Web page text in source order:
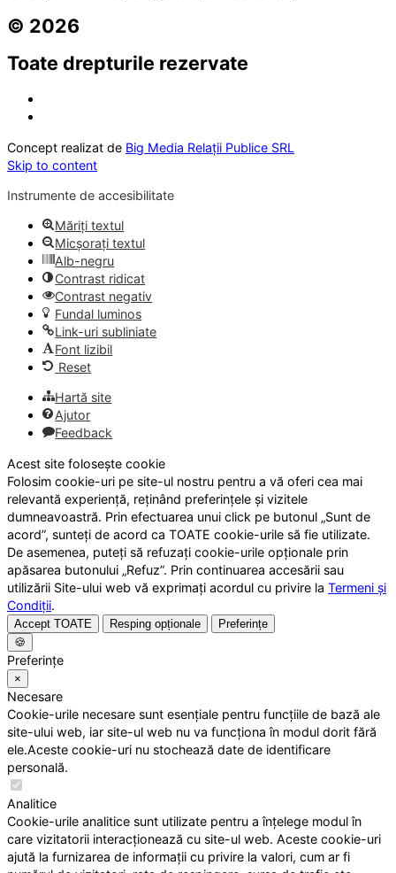
© 2026
Toate drepturile rezervate
Concept realizat de Big Media Relații Publice SRL
Skip to content
Instrumente de accesibilitate
Măriți textul
Micșorați textul
Alb-negru
Contrast ridicat
Contrast negativ
Fundal luminos
Link-uri subliniate
Font lizibil
Reset
Hartă site
Ajutor
Feedback
Acest site folosește cookie
Folosim cookie-uri pe site-ul nostru pentru a vă oferi cea mai
relevantă experiență, reținând preferințele și vizitele
dumneavoastră. Prin efectuarea unui click pe butonul „Sunt de
acord”, sunteți de acord ca TOATE cookie-urile să fie utilizate.
De asemenea, puteți să refuzați cookie-urile opționale prin
apăsarea butonului „Refuz”. Prin continuarea accesării sau
utilizării Site-ului web vă exprimați acordul cu privire la Termeni și
Condiții.
Accept TOATE Resping opționale
Preferințe
🍪
Preferințe
×
Necesare
Cookie-urile necesare sunt esențiale pentru funcțiile de bază ale
site-ului web, iar site-ul web nu va funcționa în modul dorit fără
ele.Aceste cookie-uri nu stochează date de identificare
personală.
Analitice
Cookie-urile analitice sunt utilizate pentru a înțelege modul în
care vizitatorii interacționează cu site-ul web. Aceste cookie-uri
ajută la furnizarea de informații cu privire la valori, cum ar fi